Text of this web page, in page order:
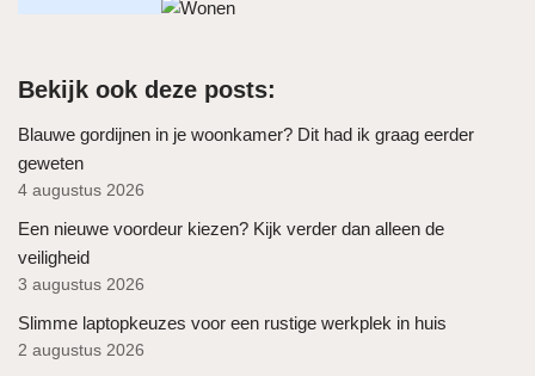
Bekijk ook deze posts:
Blauwe gordijnen in je woonkamer? Dit had ik graag eerder
geweten
4 augustus 2026
Een nieuwe voordeur kiezen? Kijk verder dan alleen de
veiligheid
3 augustus 2026
Slimme laptopkeuzes voor een rustige werkplek in huis
2 augustus 2026